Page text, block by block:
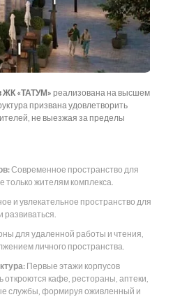
ЖК «ТАТУМ»реализована на высшем
призвана удовлетворить
не выезжая за пределы
Современное пространство для
только жителям комплекса.
и увлекательное пространство для
развиваться.
для удаленной работы и чтения,
личного пространства.
Первые этажи корпусов
откроются кафе, рестораны, аптеки,
службы, формируя оживленный и